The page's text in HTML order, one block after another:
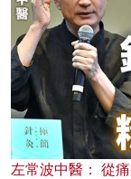
左常波中醫： 從